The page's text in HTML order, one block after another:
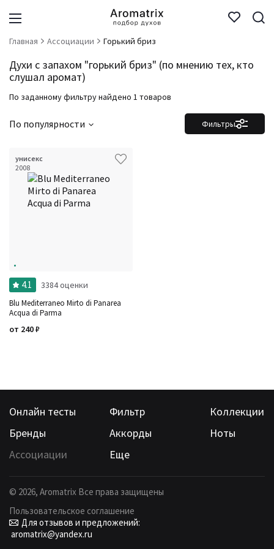
Главная Ассоциации Горький бриз
Духи с запахом "горький бриз" (по мнению тех, кто
слушал аромат)
По заданному фильтру найдено 1 товаров
Фильтры
По популярности
унисекс
2008
4.1 3384 оценки
Blu Mediterraneo Mirto di Panarea
Acqua di Parma
от 240₽
Онлайн тесты Фильтр
Коллекции
Бренды
Аккорды
Ноты
Ассоциации
Еще
© 2026, Aromatrix Все права защищены
Пользовательское соглашение
Для отзывов и предложений:
aromatrix@yandex.ru